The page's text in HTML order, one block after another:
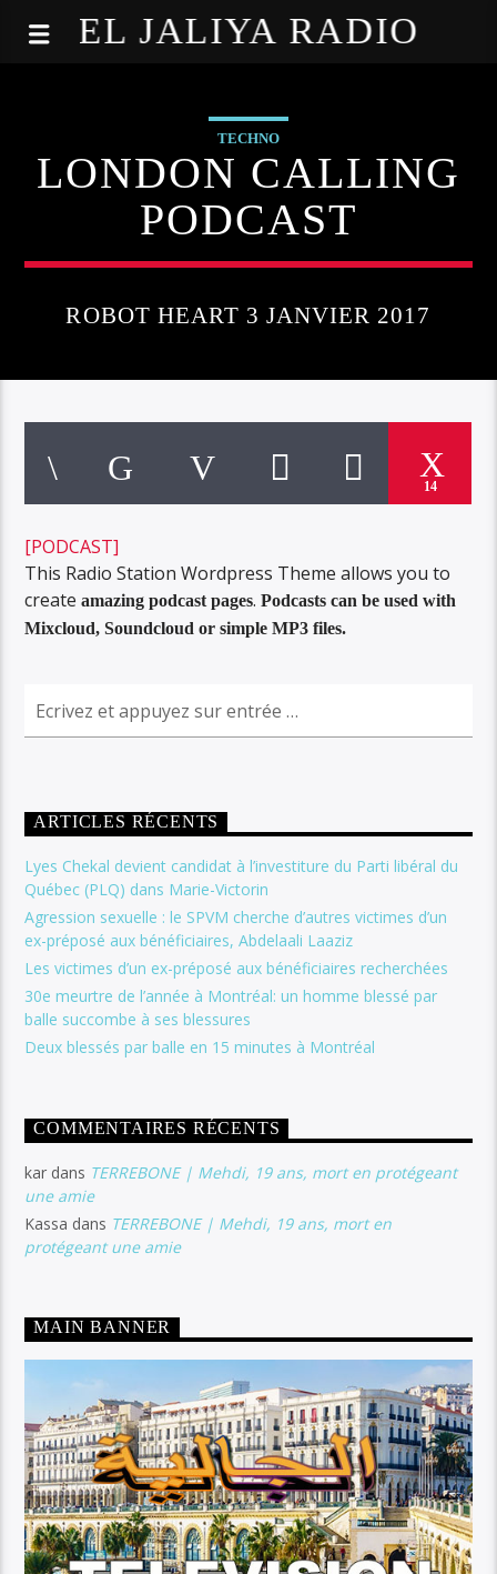
EL JALIYA RADIO
TECHNO
LONDON CALLING
PODCAST
ROBOT HEART 3 JANVIER 2017
14
[PODCAST]
This Radio Station Wordpress Theme allows you to
createamazing podcast pages.Podcasts can be used with
Mixcloud, Soundcloud or simple MP3 files.
ARTICLES RÉCENTS
Lyes Chekal devient candidat à l’investiture du Parti libéral du
Québec (PLQ) dans Marie-Victorin
Agression sexuelle : le SPVM cherche d’autres victimes d’un
ex-préposé aux bénéficiaires, Abdelaali Laaziz
Les victimes d’un ex-préposé aux bénéficiaires recherchées
30e meurtre de l’année à Montréal: un homme blessé par
balle succombe à ses blessures
Deux blessés par balle en 15 minutes à Montréal
COMMENTAIRES RÉCENTS
kar dans TERREBONE | Mehdi, 19 ans, mort en protégeant
une amie
Kassa dans TERREBONE | Mehdi, 19 ans, mort en
protégeant une amie
MAIN BANNER